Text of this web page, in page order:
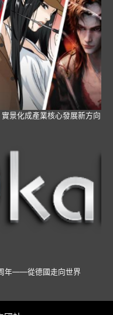
景化成產業核心發展新方向
年——從德國走向世界